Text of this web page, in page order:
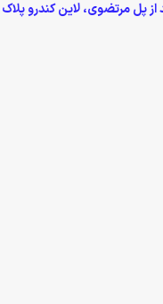
پل مرتضوی، لاین کندرو پلاک